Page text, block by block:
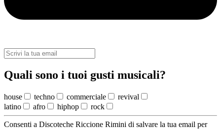
Quali sono i tuoi gusti musicali?
house techno commerciale
revival
latino
afro hiphop rock
Consenti a Discoteche Riccione Rimini di salvare la tua email per